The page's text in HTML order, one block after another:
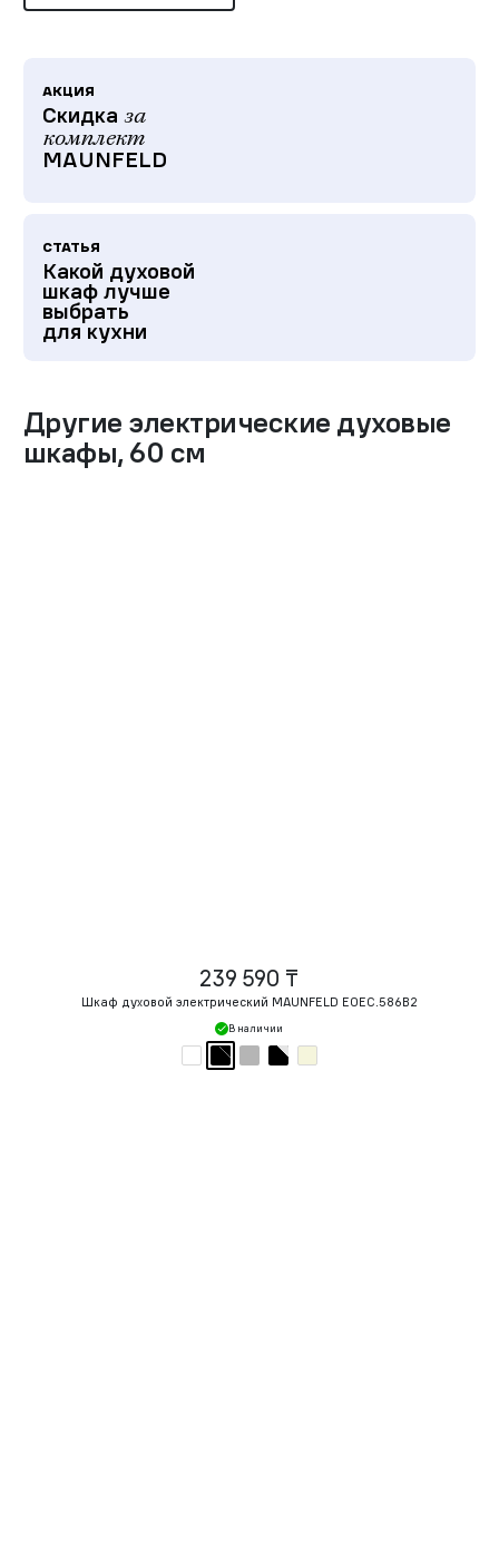
АКЦИЯ
Скидка за
комплект
MAUNFELD
СТАТЬЯ
Какой духовой
шкаф лучше
выбрать
для кухни
Другие электрические духовые
шкафы, 60 см
239 590 ₸
Шкаф духовой электрический MAUNFELD EOEC.586B2
В наличии